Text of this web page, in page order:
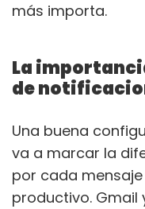
más importa.
La
de
Una buena
va a marcar la
por cada
productivo. Gmail